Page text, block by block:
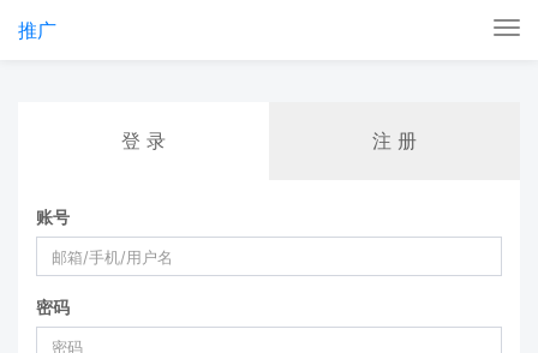
推广
登 录 注 册
账号
密码